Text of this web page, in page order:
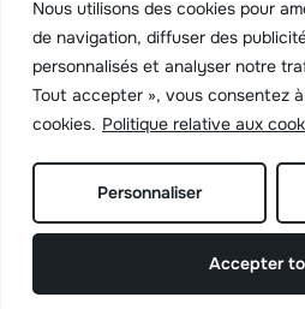
Nous utilisons des cookies pour
de navigation, diffuser des
personnalisés et analyser notre
Tout accepter », vous consentez
cookies. Politique relative aux
Personnaliser
Accepter
Télécharger notre
Sporting de